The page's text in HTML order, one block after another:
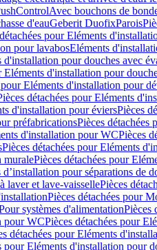
Avec bouchons de
d'eauGeberit DuofixParois
pour Eléments
pour lavabosEléments
d'installation pour douches avec
Eléments d'installation pour
pour Eléments d'installation pour
détachées pour Eléments
d'installation pour éviersPièces
préfabricationsPièces détachées
d'installation pour WCPièces
Pièces détachées pour Eléments
muralePièces détachées pour
pour séparations de
laver et lave-vaissellePièces
Pièces détachées pour
systèmes d'alimentationPièces
pour WCPièces détachées pour
détachées pour Eléments
pour Eléments d'installation pour